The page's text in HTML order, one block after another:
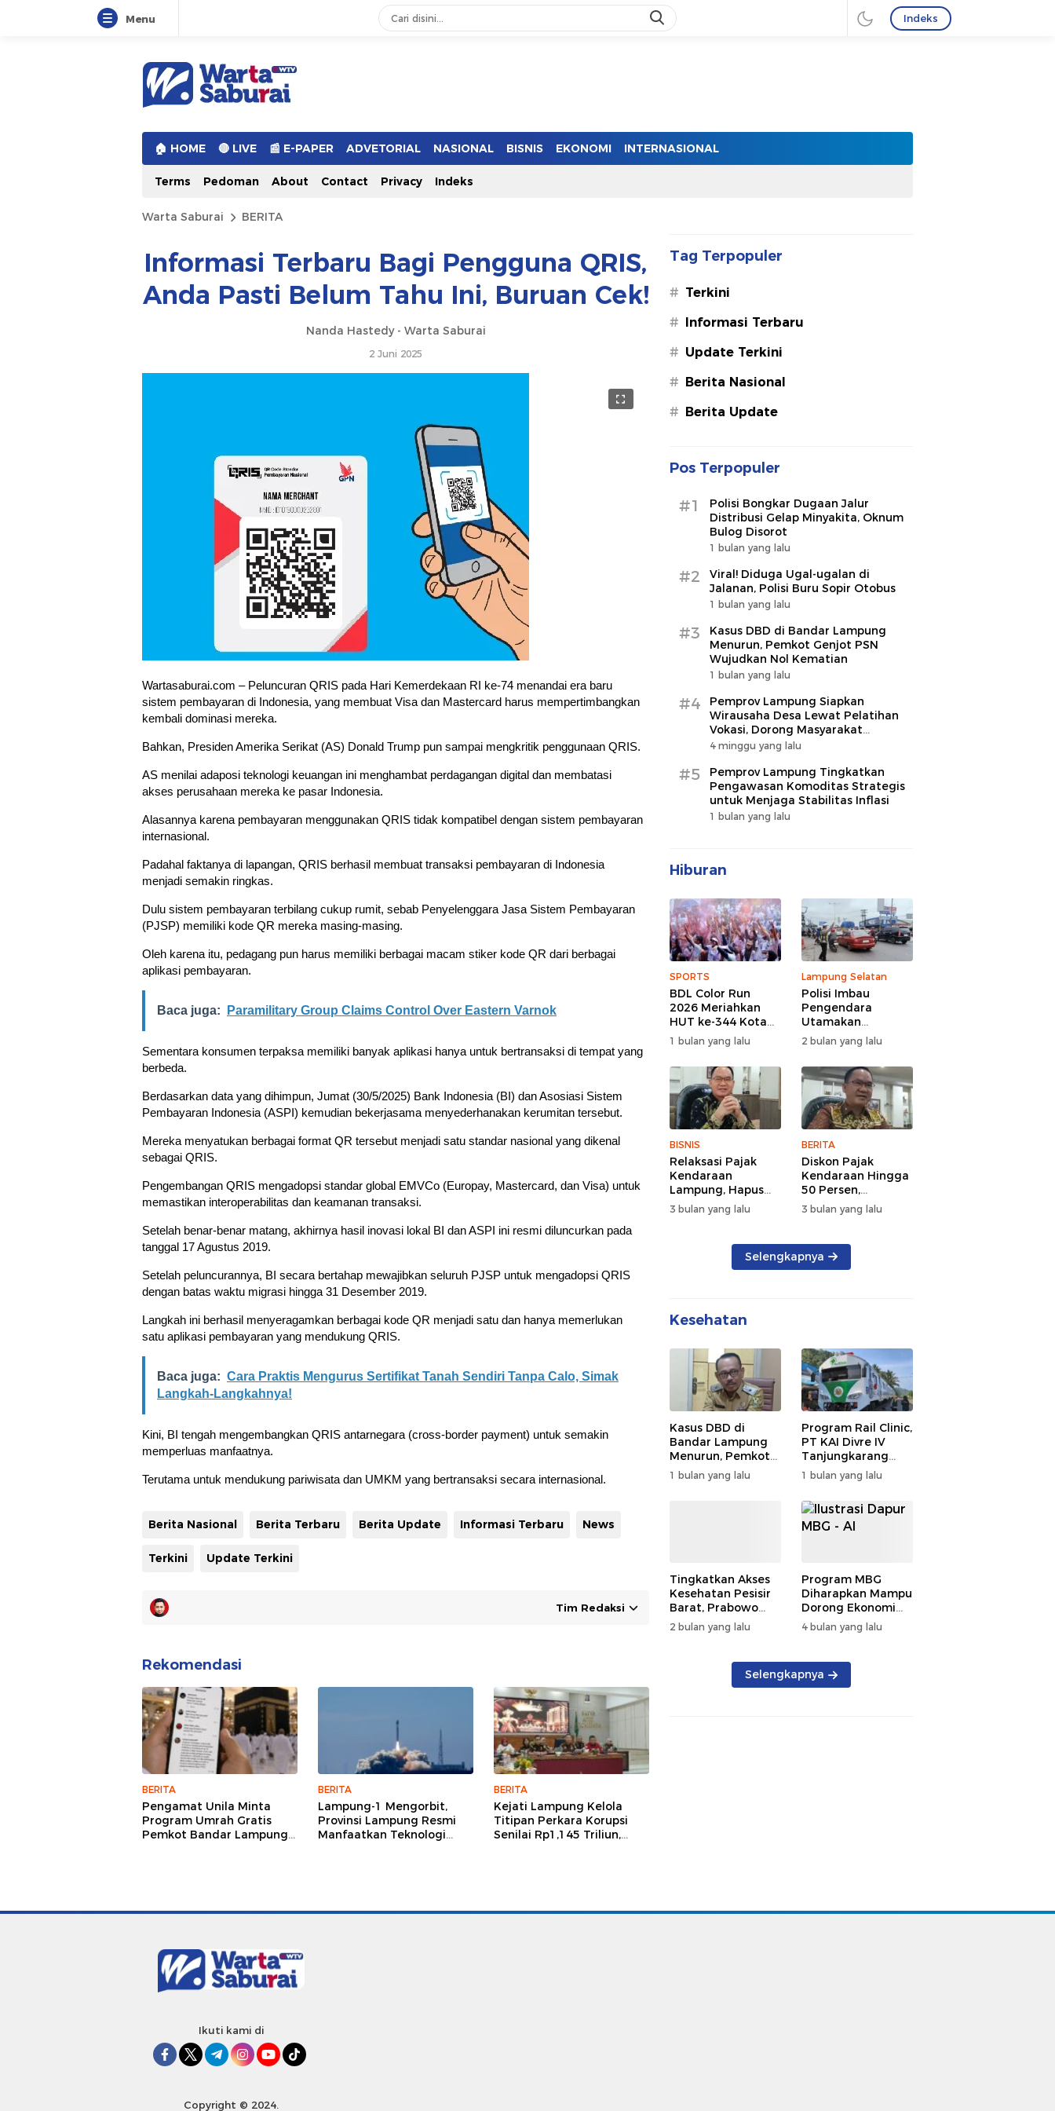
Menu Indeks
Warta Saburai
Sumber Informasi Terkini
🏠︎ HOME 🔴 LIVE 📰 E-PAPER ADVETORIAL NASIONAL BISNIS EKONOMI INTERNASIONAL
Terms Pedoman About Contact Privacy Indeks
Warta Saburai BERITA
Informasi Terbaru Bagi Pengguna QRIS,
Anda Pasti Belum Tahu Ini, Buruan Cek!
Nanda Hastedy - Warta Saburai
2 Juni 2025
Wartasaburai.com – Peluncuran QRIS pada Hari Kemerdekaan RI ke-74 menandai era baru
sistem pembayaran di Indonesia, yang membuat Visa dan Mastercard harus mempertimbangkan
kembali dominasi mereka.
Bahkan, Presiden Amerika Serikat (AS) Donald Trump pun sampai mengkritik penggunaan QRIS.
AS menilai adaposi teknologi keuangan ini menghambat perdagangan digital dan membatasi
akses perusahaan mereka ke pasar Indonesia.
Alasannya karena pembayaran menggunakan QRIS tidak kompatibel dengan sistem pembayaran
internasional.
Padahal faktanya di lapangan, QRIS berhasil membuat transaksi pembayaran di Indonesia
menjadi semakin ringkas.
Dulu sistem pembayaran terbilang cukup rumit, sebab Penyelenggara Jasa Sistem Pembayaran
(PJSP) memiliki kode QR mereka masing-masing.
Oleh karena itu, pedagang pun harus memiliki berbagai macam stiker kode QR dari berbagai
aplikasi pembayaran.
Baca juga: Paramilitary Group Claims Control Over Eastern Varnok
Sementara konsumen terpaksa memiliki banyak aplikasi hanya untuk bertransaksi di tempat yang
berbeda.
Berdasarkan data yang dihimpun, Jumat (30/5/2025) Bank Indonesia (BI) dan Asosiasi Sistem
Pembayaran Indonesia (ASPI) kemudian bekerjasama menyederhanakan kerumitan tersebut.
Mereka menyatukan berbagai format QR tersebut menjadi satu standar nasional yang dikenal
sebagai QRIS.
Pengembangan QRIS mengadopsi standar global EMVCo (Europay, Mastercard, dan Visa) untuk
memastikan interoperabilitas dan keamanan transaksi.
Setelah benar-benar matang, akhirnya hasil inovasi lokal BI dan ASPI ini resmi diluncurkan pada
tanggal 17 Agustus 2019.
Setelah peluncurannya, BI secara bertahap mewajibkan seluruh PJSP untuk mengadopsi QRIS
dengan batas waktu migrasi hingga 31 Desember 2019.
Langkah ini berhasil menyeragamkan berbagai kode QR menjadi satu dan hanya memerlukan
satu aplikasi pembayaran yang mendukung QRIS.
Baca juga: Cara Praktis Mengurus Sertifikat Tanah Sendiri Tanpa Calo, Simak
Langkah-Langkahnya!
Kini, BI tengah mengembangkan QRIS antarnegara (cross-border payment) untuk semakin
memperluas manfaatnya.
Terutama untuk mendukung pariwisata dan UMKM yang bertransaksi secara internasional.
Berita Nasional Berita Terbaru Berita Update Informasi Terbaru News
Terkini Update Terkini
Tim Redaksi
Rekomendasi
BERITA
Pengamat Unila Minta
Program Umrah Gratis
Pemkot Bandar Lampung
BERITA
Lampung-1 Mengorbit,
Provinsi Lampung Resmi
Manfaatkan Teknologi
BERITA
Kejati Lampung Kelola
Titipan Perkara Korupsi
Senilai Rp1,145 Triliun,
Tag Terpopuler
# Terkini
# Informasi Terbaru
# Update Terkini
# Berita Nasional
# Berita Update
Pos Terpopuler
#1
Polisi Bongkar Dugaan Jalur
Distribusi Gelap Minyakita, Oknum
Bulog Disorot
1 bulan yang lalu
#2
Viral! Diduga Ugal-ugalan di
Jalanan, Polisi Buru Sopir Otobus
1 bulan yang lalu
#3
Kasus DBD di Bandar Lampung
Menurun, Pemkot Genjot PSN
Wujudkan Nol Kematian
1 bulan yang lalu
#4
Pemprov Lampung Siapkan
Wirausaha Desa Lewat Pelatihan
Vokasi, Dorong Masyarakat
Ciptakan Lapangan Kerja
4 minggu yang lalu
#5
Pemprov Lampung Tingkatkan
Pengawasan Komoditas Strategis
untuk Menjaga Stabilitas Inflasi
1 bulan yang lalu
Hiburan
SPORTS
BDL Color Run
2026 Meriahkan
HUT ke-344 Kota
Bandar Lampung,
Wujud Semangat
Sehat dan
Kebersamaan
1 bulan yang lalu
Lampung Selatan
Polisi Imbau
Pengendara
Utamakan
Keselamatan di
Tengah Kepadatan
Lalu Lintas Pagi
Hari
2 bulan yang lalu
BISNIS
Relaksasi Pajak
Kendaraan
Lampung, Hapus
Denda dan Beri
Diskon BBN
3 bulan yang lalu
BERITA
Diskon Pajak
Kendaraan Hingga
50 Persen,
Lampung Genjot
Mutasi Kendaraan
3 bulan yang lalu
Selengkapnya
Kesehatan
Kasus DBD di
Bandar Lampung
Menurun, Pemkot
Genjot PSN
Wujudkan Nol
1 bulan yang lalu
Program Rail Clinic,
PT KAI Divre IV
Tanjungkarang
Beri Layanan
Kesehatan Gratis
250 Warga
1 bulan yang lalu
Tingkatkan Akses
Kesehatan Pesisir
Barat, Prabowo
Resmikan RSUD KH
Muhammad Thohir
2 bulan yang lalu
Program MBG
Diharapkan Mampu
Dorong Ekonomi
Daerah, DPRD
Lampung Tekankan
Produk Lokal
4 bulan yang lalu
Selengkapnya
Ikuti kami di
Copyright © 2024.